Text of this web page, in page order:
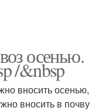
осенью.
/&nbsp
вносить осенью,
вносить в почву